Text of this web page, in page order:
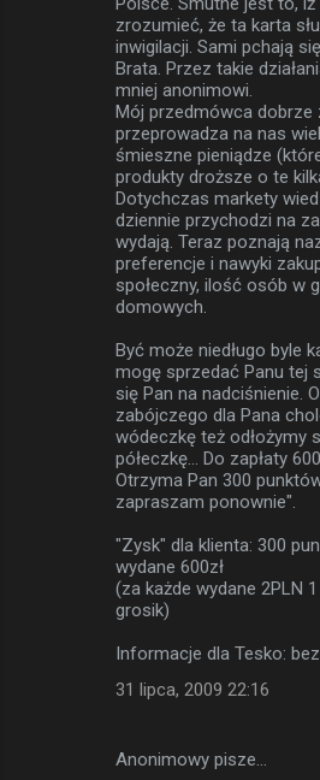
zrozumieć, że ta karta
inwigilacji. Sami pchają
Brata. Przez takie
mniej anonimowi.
Mój przedmówca dobrze
przeprowadza na nas
śmieszne pieniądze
produkty droższe o te
Dotychczas markety
dziennie przychodzi na
wydają. Teraz poznają
preferencje i nawyki
społeczny, ilość osób w
domowych.
Być może niedługo byle
mogę sprzedać Panu tej
się Pan na nadciśnienie.
zabójczego dla Pana
wódeczkę też odłożymy
półeczkę... Do zapłaty
Otrzyma Pan 300
zapraszam ponownie".
"Zysk" dla klienta: 300
wydane 600zł
(za każde wydane 2PLN
grosik)
Informacje dla Tesko:
31 lipca, 2009 22:16
Anonimowy pisze…